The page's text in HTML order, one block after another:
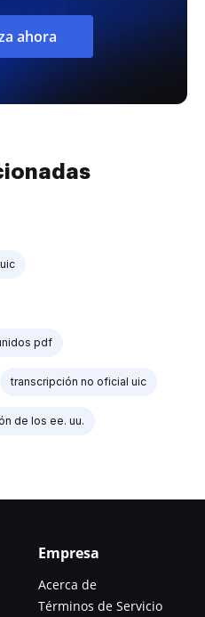
ahora
pdf
transcripción no oficial uic
de los ee. uu.
Empresa
Acerca de
Términos de Servicio